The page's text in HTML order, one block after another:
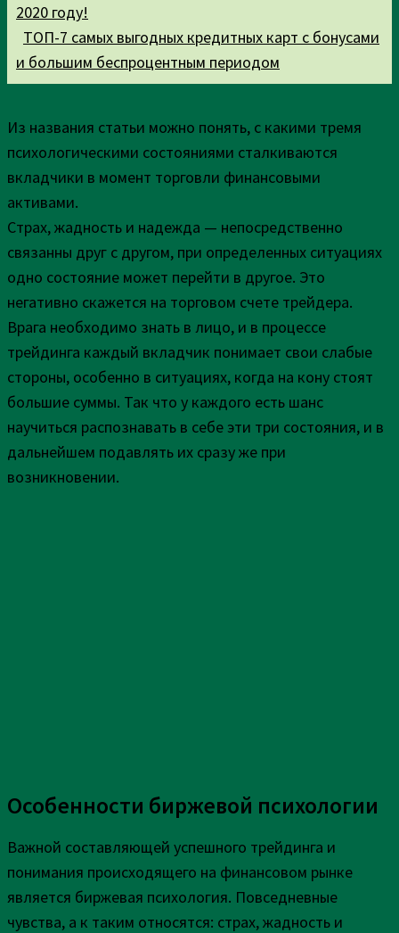
2020 году!
ТОП-7 самых выгодных кредитных карт с бонусами
и большим беспроцентным периодом
Из названия статьи можно понять, с какими тремя
психологическими состояниями сталкиваются
вкладчики в момент торговли финансовыми
активами.
Страх, жадность и надежда — непосредственно
связанны друг с другом, при определенных ситуациях
одно состояние может перейти в другое. Это
негативно скажется на торговом счете трейдера.
Врага необходимо знать в лицо, и в процессе
трейдинга каждый вкладчик понимает свои слабые
стороны, особенно в ситуациях, когда на кону стоят
большие суммы. Так что у каждого есть шанс
научиться распознавать в себе эти три состояния, и в
дальнейшем подавлять их сразу же при
возникновении.
Особенности биржевой психологии
Важной составляющей успешного трейдинга и
понимания происходящего на финансовом рынке
является биржевая психология. Повседневные
чувства, а к таким относятся: страх, жадность и